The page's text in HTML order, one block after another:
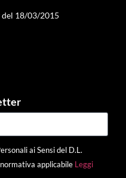
del 18/03/2015
ai Sensi del D.L.
applicabile Leggi